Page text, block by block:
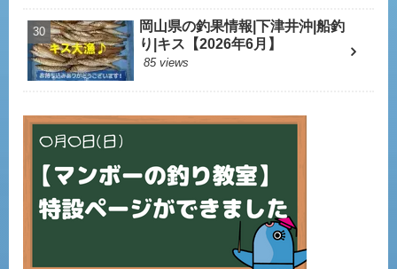
岡山県の釣果情報|下津井沖|船釣
り|キス【2026年6月】
85 views